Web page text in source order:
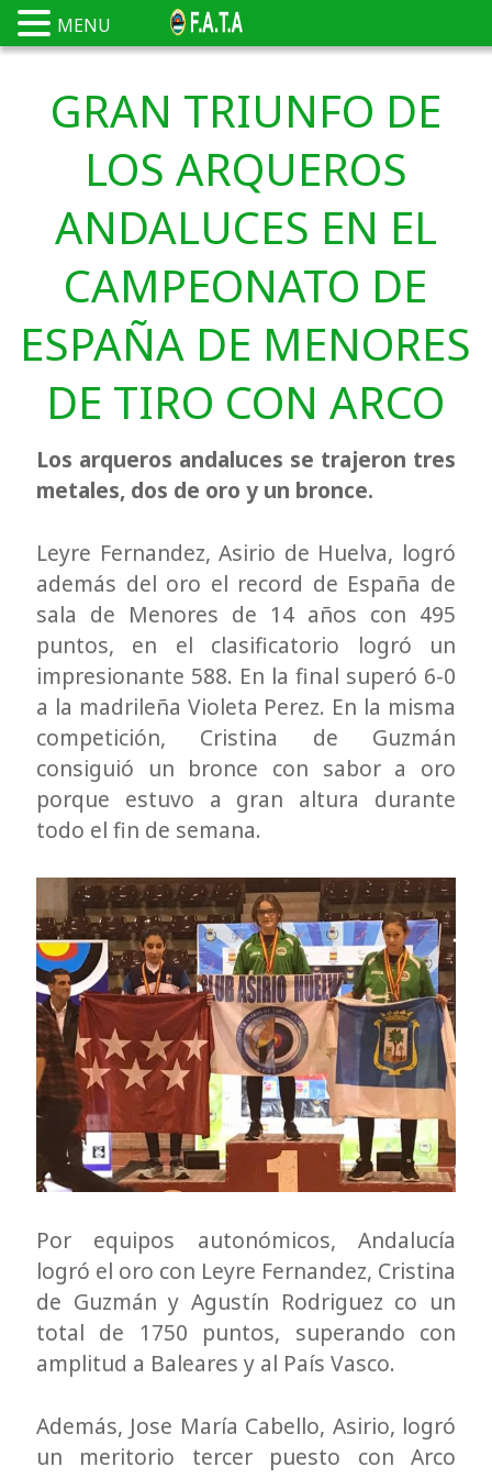
GRAN TRIUNFO DE
LOS ARQUEROS
ANDALUCES EN EL
CAMPEONATO DE
ESPAÑA DE MENORES
DE TIRO CON ARCO
Los arqueros andaluces se trajeron tres
metales, dos de oro y un bronce.
Leyre Fernandez, Asirio de Huelva, logró
además del oro el record de España de
sala de Menores de 14 años con 495
puntos, en el clasificatorio logró un
impresionante 588. En la final superó 6-0
a la madrileña Violeta Perez. En la misma
competición, Cristina de Guzmán
consiguió un bronce con sabor a oro
porque estuvo a gran altura durante
todo el fin de semana.
Por equipos autonómicos, Andalucía
logró el oro con Leyre Fernandez, Cristina
de Guzmán y Agustín Rodriguez co un
total de 1750 puntos, superando con
amplitud a Baleares y al País Vasco.
Además, Jose María Cabello, Asirio, logró
un meritorio tercer puesto con Arco
MENU